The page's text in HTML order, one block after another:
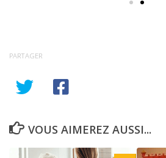
PARTAGER
VOUS AIMEREZ AUSSI...